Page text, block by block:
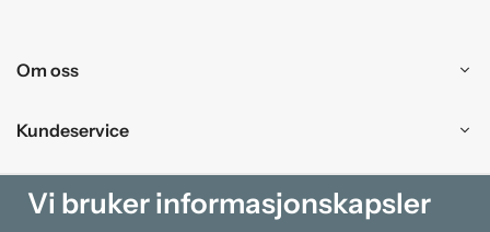
Om oss
Kundeservice
Kjøpesenter
Vi bruker informasjonskapsler